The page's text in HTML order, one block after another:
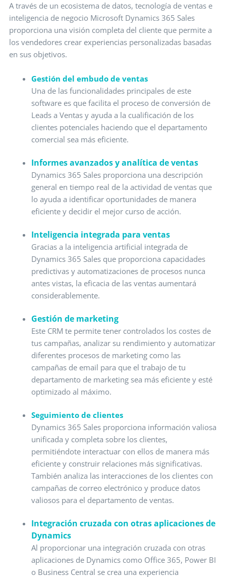
A través de un ecosistema de datos, tecnología de ventas e
inteligencia de negocio Microsoft Dynamics 365 Sales
proporciona una visión completa del cliente que permite a
los vendedores crear experiencias personalizadas basadas
en sus objetivos.
Gestión del embudo de ventas
Una de las funcionalidades principales de este
software es que facilita el proceso de conversión de
Leads a Ventas y ayuda a la cualificación de los
clientes potenciales haciendo que el departamento
comercial sea más eficiente.
Informes avanzados y analítica de ventas
Dynamics 365 Sales proporciona una descripción
general en tiempo real de la actividad de ventas que
lo ayuda a identificar oportunidades de manera
eficiente y decidir el mejor curso de acción.
Inteligencia integrada para ventas
Gracias a la inteligencia artificial integrada de
Dynamics 365 Sales que proporciona capacidades
predictivas y automatizaciones de procesos nunca
antes vistas, la eficacia de las ventas aumentará
considerablemente.
Gestión de marketing
Este CRM te permite tener controlados los costes de
tus campañas, analizar su rendimiento y automatizar
diferentes procesos de marketing como las
campañas de email para que el trabajo de tu
departamento de marketing sea más eficiente y esté
optimizado al máximo.
Seguimiento de clientes
Dynamics 365 Sales proporciona información valiosa
unificada y completa sobre los clientes,
permitiéndote interactuar con ellos de manera más
eficiente y construir relaciones más significativas.
También analiza las interacciones de los clientes con
campañas de correo electrónico y produce datos
valiosos para el departamento de ventas.
Integración cruzada con otras aplicaciones de
Dynamics
Al proporcionar una integración cruzada con otras
aplicaciones de Dynamics como Office 365, Power BI
o Business Central se crea una experiencia